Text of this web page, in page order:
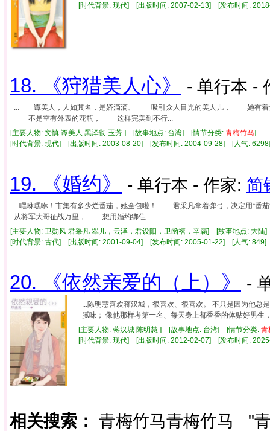
[时代背景: 现代] [出版时间: 2007-02-13] [发布时间:
18. 《狩猎美人心》 - 单行本 -
... 谭美人，人如其名，是娇滴滴、 吸引众人目光的美人儿， 她有着
不是空有外表的花瓶， 这样完美到不行...
[主要人物: 文慎 谭美人 黑泽彻 玉芳 ] [故事地点: 台湾] [情节分类: 青梅竹马]
[时代背景: 现代] [出版时间: 2003-08-20] [发布时间: 2004-09-28] [人气:
19. 《婚约》 - 单行本 - 作家: 简
...嘿咻嘿咻！市集有多少烂番茄，她全包啦！ 君采凡拿着弹弓，决定用“
从将军大哥征战万里， 想用婚约绑住...
[主要人物: 卫勋风 君采凡 翠儿，云泽，君设阳，卫函禧，辛霸] [故事地点: 大
[时代背景: 古代] [出版时间: 2001-09-04] [发布时间: 2005-01-22] [人气:
20. 《依然亲爱的（上）》 -
...陈明慧喜欢蒋汉城，很喜欢、很喜欢。 不只是因为他
腻味； 像他那样考第一名、每天身上都香香的体贴好男生
[主要人物: 蒋汉城 陈明慧 ] [故事地点: 台湾] [情节分类: 青
[时代背景: 现代] [出版时间: 2012-02-07] [发布时间:
相关搜索： 青梅竹马青梅竹马
"